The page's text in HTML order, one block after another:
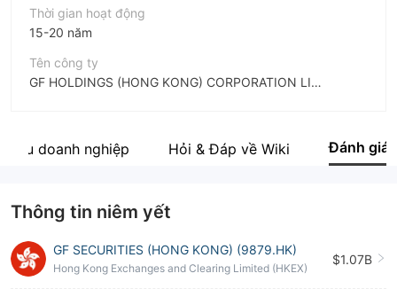
Thời gian hoạt động
15-20 năm
Tên công ty
GF HOLDINGS (HONG KONG) CORPORATION LIMITED
Nhân viên doanh nghiệp
doanh nghiệp Hỏi & Đáp về Wiki Đánh giá
Thông tin niêm yết
GF SECURITIES (HONG KONG) (9879.HK)
Hong Kong Exchanges and Clearing Limited (HKEX)
$1.07B